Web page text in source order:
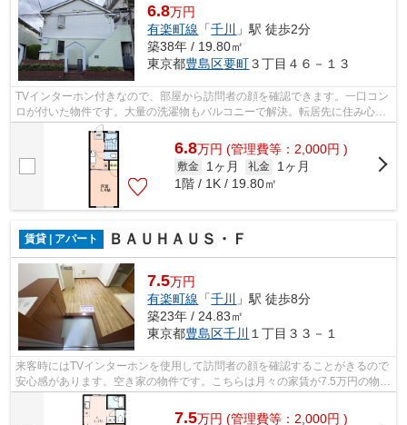
6.8万円
有楽町線 「千川
」駅 徒歩2分
築38年 / 19.80㎡
東京都豊島区要町３丁目４６－１３
TVインターホン付きなので、部屋から訪問者の顔を確認できます。一口コン
ロが付いた物件です。大量の洗濯物もバルコニーで解決。転居先に住み心地
も良いこちらの賃貸物件。充実した新...
6.8万円 (管理費等：2,000円 )
敷金 1ヶ月 礼金
1ヶ月
1階 / 1K / 19.80㎡
賃貸 | アパート ＢＡＵＨＡＵＳ・Ｆ
7.5万円
有楽町線 「千川
」駅 徒歩8分
築23年 / 24.83㎡
東京都豊島区千川 １丁目３３－１
来客時にはTVインターホンを使用して訪問者の顔を確認することがきるので
安心感があります。空き家の物件です。こちらは月々の家賃が7.5万円の物件
です。夏も冬もお部屋で快適に過ごす...
7.5万円 (管理費等：2,000円 )